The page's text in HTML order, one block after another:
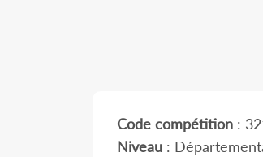
Code compétition:
Niveau: